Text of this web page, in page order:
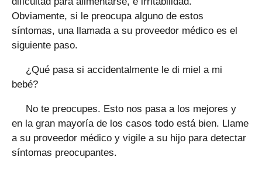
Obviamente, si le preocupa alguno de estos
síntomas, una llamada a su proveedor médico es el
siguiente paso.
¿Qué pasa si accidentalmente le di miel a mi
bebé?
No te preocupes. Esto nos pasa a los mejores y
en la gran mayoría de los casos todo está bien. Llame
a su proveedor médico y vigile a su hijo para detectar
síntomas preocupantes.